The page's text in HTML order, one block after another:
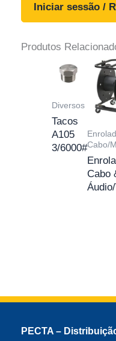
Iniciar sessão /
Produtos
Diversos
Tacos
A105
3/6000#Cabo/
Cabo
PECTA –